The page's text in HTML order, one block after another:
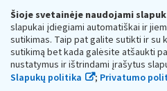
Šioje svetainėje naudojami
slapukai įdiegiami automatiškai ir
sutikimas. Taip pat galite sutikti ir su
sutikimą bet kada galėsite atšaukti
nustatymus ir ištrindami įrašytus
Slapukų politika
; Privatumo
Respublikos finansų
Biudžetinė įstaiga. Juridinio asmens
adresas: Vasario 16-osios g. 14,
vmi@vmi.lt, E. pristatymo dėžutės
Duomenys apie Valstybinę mokesčių
Respublikos finansų ministerijos